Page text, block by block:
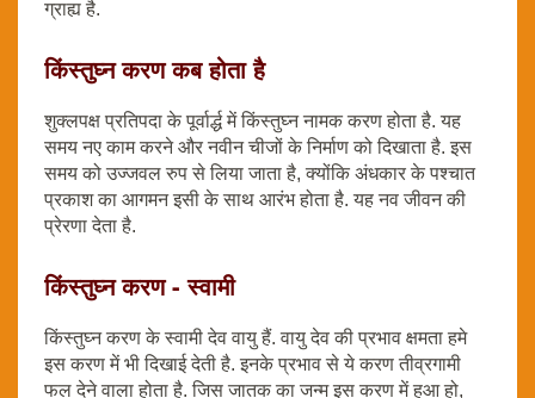
ग्राह्य है.
किंस्तुघ्न करण कब होता है
शुक्लपक्ष प्रतिपदा के पूर्वार्द्ध में किंस्तुघ्न नामक करण होता है. यह
समय नए काम करने और नवीन चीजों के निर्माण को दिखाता है. इस
समय को उज्जवल रुप से लिया जाता है, क्योंकि अंधकार के पश्चात
प्रकाश का आगमन इसी के साथ आरंभ होता है. यह नव जीवन की
प्रेरणा देता है.
किंस्तुघ्न करण - स्वामी
किंस्तुघ्न करण के स्वामी देव वायु हैं. वायु देव की प्रभाव क्षमता हमे
इस करण में भी दिखाई देती है. इनके प्रभाव से ये करण तीव्रगामी
फल देने वाला होता है. जिस जातक का जन्म इस करण में हुआ हो,